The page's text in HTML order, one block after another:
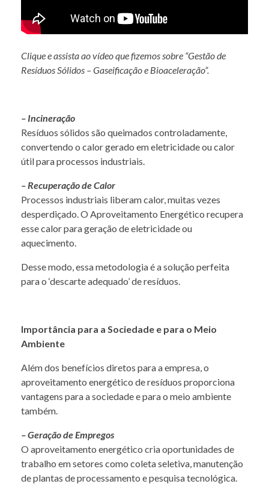
Clique e assista ao vídeo que fizemos sobre “Gestão de
Resíduos Sólidos – Gaseificação e Bioaceleração”.
– Incineração
Resíduos sólidos são queimados controladamente,
convertendo o calor gerado em eletricidade ou calor
útil para processos industriais.
– Recuperação de Calor
Processos industriais liberam calor, muitas vezes
desperdiçado. O Aproveitamento Energético recupera
esse calor para geração de eletricidade ou
aquecimento.
Desse modo, essa metodologia é a solução perfeita
para o ‘descarte adequado’ de resíduos.
Importância para a Sociedade e para o Meio
Ambiente
Além dos benefícios diretos para a empresa, o
aproveitamento energético de resíduos proporciona
vantagens para a sociedade e para o meio ambiente
também.
– Geração de Empregos
O aproveitamento energético cria oportunidades de
trabalho em setores como coleta seletiva, manutenção
de plantas de processamento e pesquisa tecnológica.